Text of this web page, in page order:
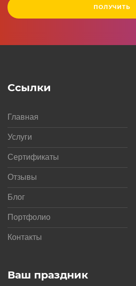
ПОЛУЧИТЬ
Ваш праздник
Ссылки
Главная
Услуги
Сертификаты
Отзывы
Блог
Портфолио
Контакты